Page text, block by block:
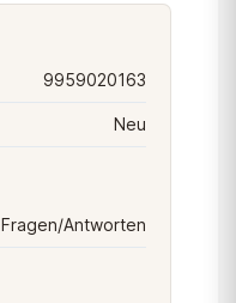
9959020163
Neu
Fragen/Antworten